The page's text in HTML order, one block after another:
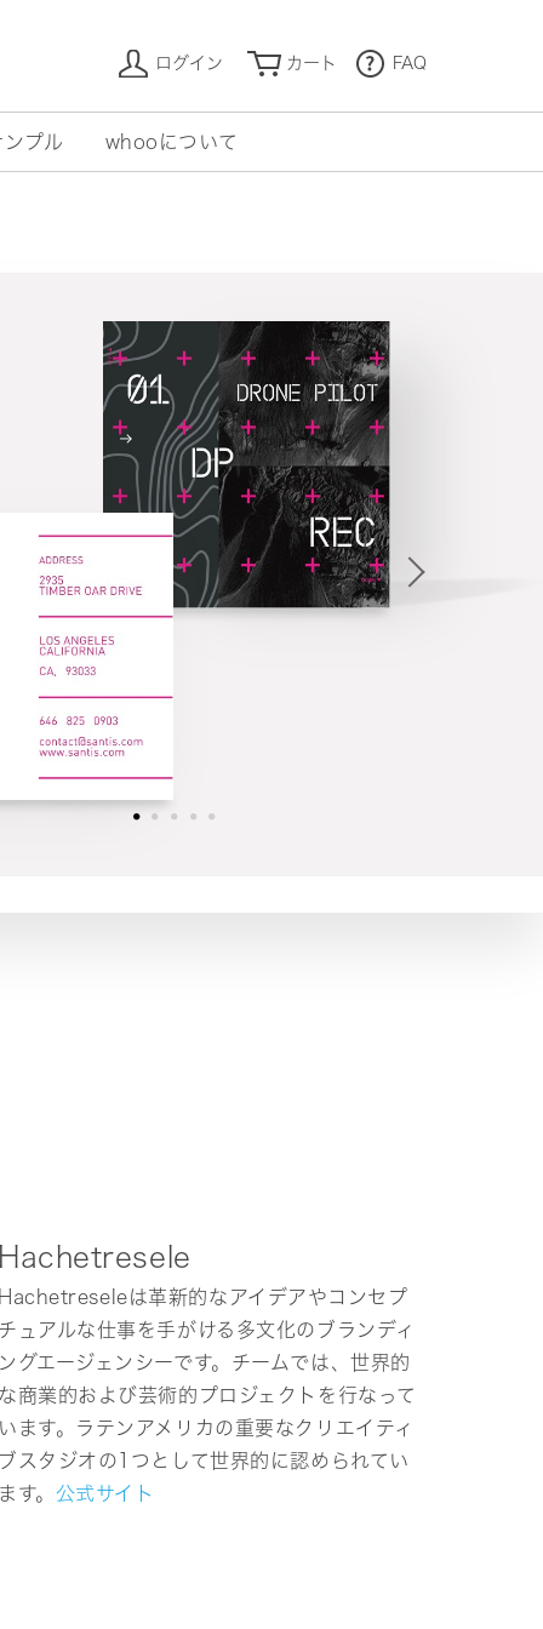
ログイン カート FAQ
プル whooについて
Hachetresele
Hachetreseleは革新的なアイデアやコンセプ
チュアルな仕事を手がける多文化のブランディ
ングエージェンシーです。チームでは、世界的
な商業的および芸術的プロジェクトを行なって
います。ラテンアメリカの重要なクリエイティ
ブスタジオの1つとして世界的に認められてい
ます。 公式サイト